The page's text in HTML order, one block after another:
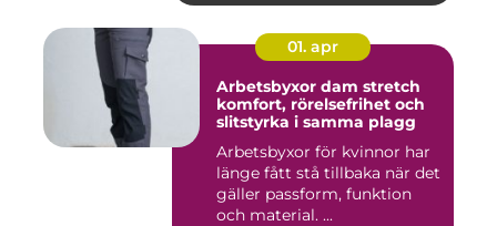
01. apr
Arbetsbyxor dam stretch
komfort, rörelsefrihet och
slitstyrka i samma plagg
Arbetsbyxor för kvinnor har
länge fått stå tillbaka när det
gäller passform, funktion
och material. ...